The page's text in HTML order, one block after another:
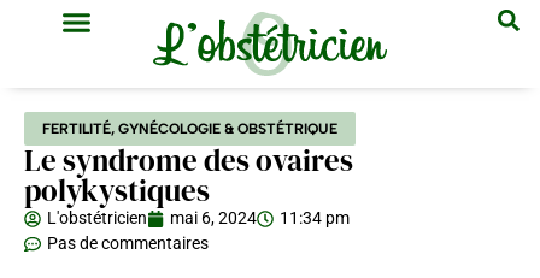
FERTILITÉ, GYNÉCOLOGIE & OBSTÉTRIQUE
Le syndrome des ovaires
polykystiques
L'obstétricien mai 6, 2024
11:34 pm
Pas de commentaires